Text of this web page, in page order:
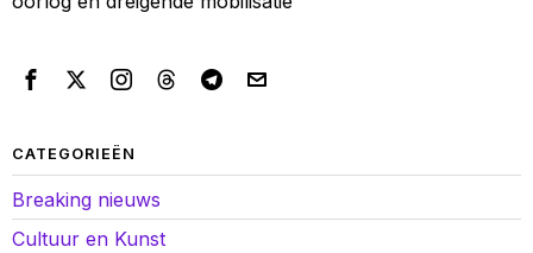
CATEGORIEËN
Breaking nieuws
Cultuur en Kunst